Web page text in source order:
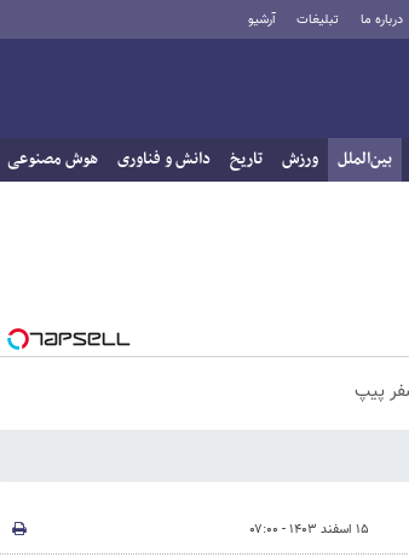
درباره ما تبلیغات آرشیو
بین‌الملل ورزش تاریخ دانش و فناوری هوش مصنوعی
۱۵ اسفند ۱۴۰۳ - ۰۷:۰۰